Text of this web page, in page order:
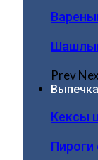
Prev
Выпечка
Кексы